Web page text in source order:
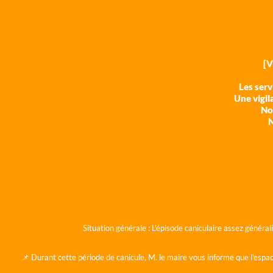
Les
Une
Situation générale : L'épisode caniculaire assez
📌 Durant cette période de canicule, M. le maire vous informe que